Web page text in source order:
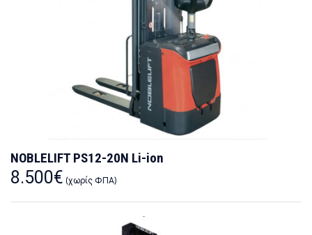
NOBLELIFT PS12-20N Li-ion
8.500€ (χωρίς ΦΠΑ)